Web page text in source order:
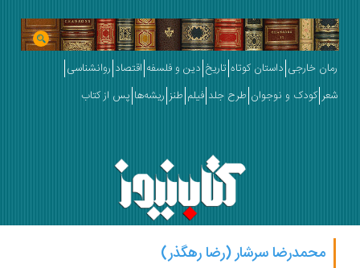
رمان خارجی داستان کوتاه تاریخ دین و فلسفه اقتصاد روانشناسی
شعر کودک و نوجوان طرح جلد فیلم طنز ریشه‌ها پس از کتاب
محمدرضا سرشار (رضا رهگذر)